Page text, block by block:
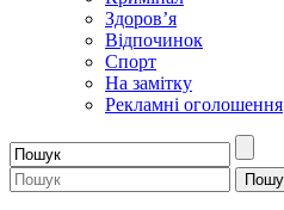
Здоров’я
Відпочинок
Спорт
На замітку
Рекламні оголошення